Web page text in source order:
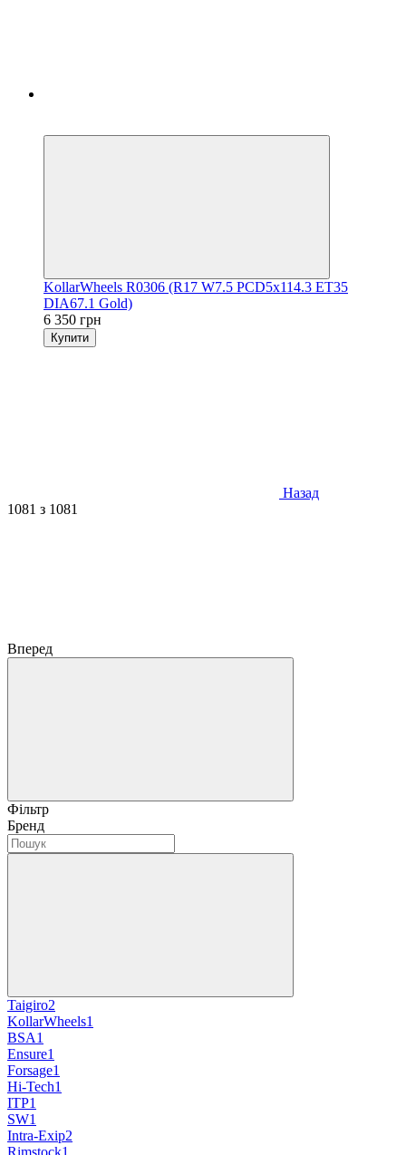
KollarWheels R0306 (R17 W7.5 PCD5x114.3 ET35
DIA67.1 Gold)
6 350 грн
Купити
Назад
1081 з 1081
Вперед
Фільтр
Бренд
Taigiro2
KollarWheels1
BSA1
Ensure1
Forsage1
Hi-Tech1
ITP1
SW1
Intra-Exip2
Rimstock1